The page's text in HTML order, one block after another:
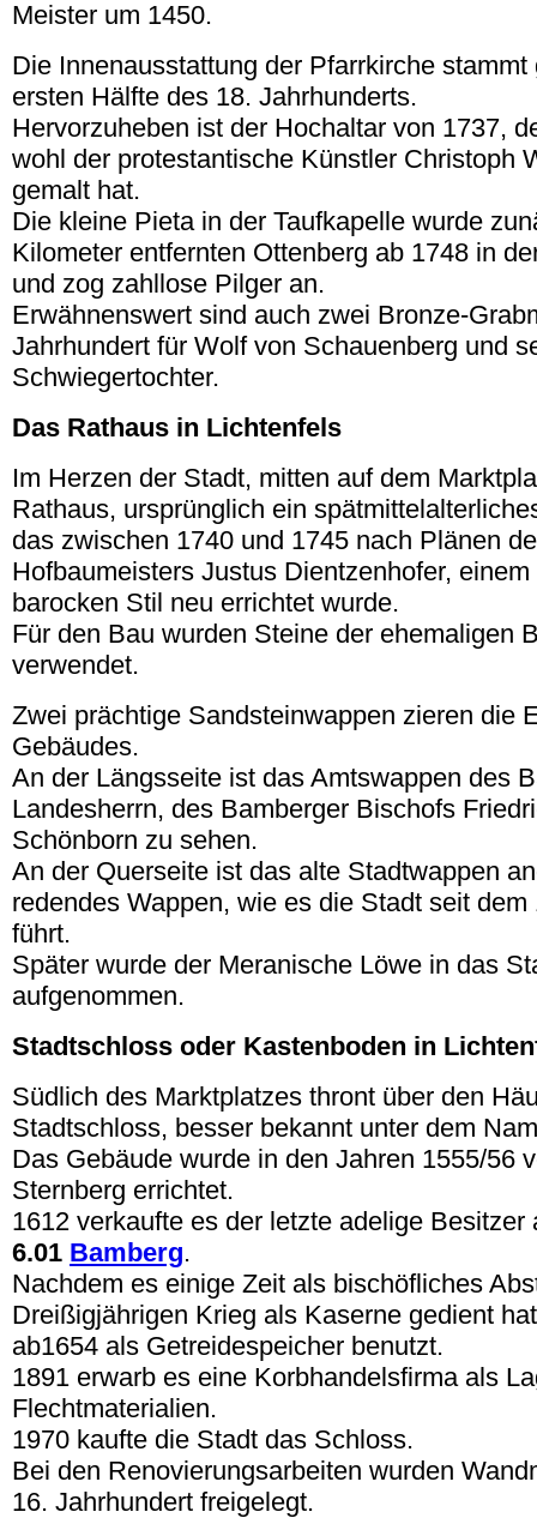
Meister um 1450.
Die Innenausstattung der Pfarrkirche
ersten Hälfte des 18. Jahrhunderts.
Hervorzuheben ist der Hochaltar von 1737,
wohl der protestantische Künstler Christoph
gemalt hat.
Die kleine Pieta in der Taufkapelle wurde
Kilometer entfernten Ottenberg ab 1748 in
und zog zahllose Pilger an.
Erwähnenswert sind auch zwei Bronze-
Jahrhundert für Wolf von Schauenberg und
Schwiegertochter.
Das Rathaus in Lichtenfels
Im Herzen der Stadt, mitten auf dem
Rathaus, ursprünglich ein
das zwischen 1740 und 1745 nach Plänen
Hofbaumeisters Justus Dientzenhofer,
barocken Stil neu errichtet wurde.
Für den Bau wurden Steine der ehemaligen
verwendet.
Zwei prächtige Sandsteinwappen zieren die
Gebäudes.
An der Längsseite ist das Amtswappen des
Landesherrn, des Bamberger Bischofs
Schönborn zu sehen.
An der Querseite ist das alte Stadtwappen
redendes Wappen, wie es die Stadt seit dem
führt.
Später wurde der Meranische Löwe in das
aufgenommen.
Stadtschloss oder Kastenboden in
Südlich des Marktplatzes thront über den
Stadtschloss, besser bekannt unter dem
Das Gebäude wurde in den Jahren 1555/56
Sternberg errichtet.
1612 verkaufte es der letzte adelige Besitzer
6.01 Bamberg.
Nachdem es einige Zeit als bischöfliches
Dreißigjährigen Krieg als Kaserne gedient
ab1654 als Getreidespeicher benutzt.
1891 erwarb es eine Korbhandelsfirma als
Flechtmaterialien.
1970 kaufte die Stadt das Schloss.
Bei den Renovierungsarbeiten wurden
16. Jahrhundert freigelegt.